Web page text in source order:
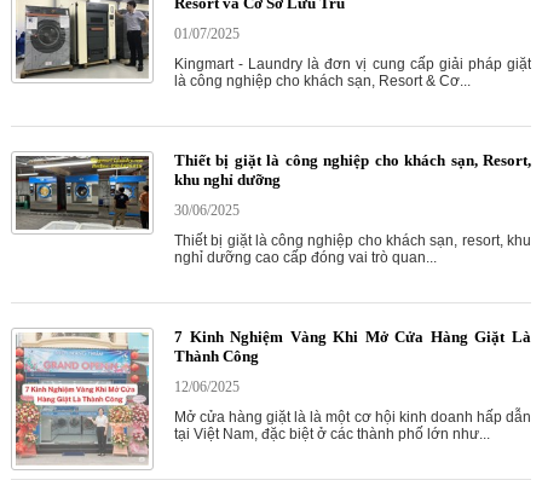
01/07/2025
Kingmart - Laundry là đơn vị cung cấp giải pháp giặt
là công nghiệp cho khách sạn, Resort & Cơ...
Thiết bị giặt là công nghiệp cho khách sạn, Resort,
khu nghỉ dưỡng
30/06/2025
Thiết bị giặt là công nghiệp cho khách sạn, resort, khu
nghỉ dưỡng cao cấp đóng vai trò quan...
7 Kinh Nghiệm Vàng Khi Mở Cửa Hàng Giặt Là
Thành Công
12/06/2025
Mở cửa hàng giặt là là một cơ hội kinh doanh hấp dẫn
tại Việt Nam, đặc biệt ở các thành phố lớn như...